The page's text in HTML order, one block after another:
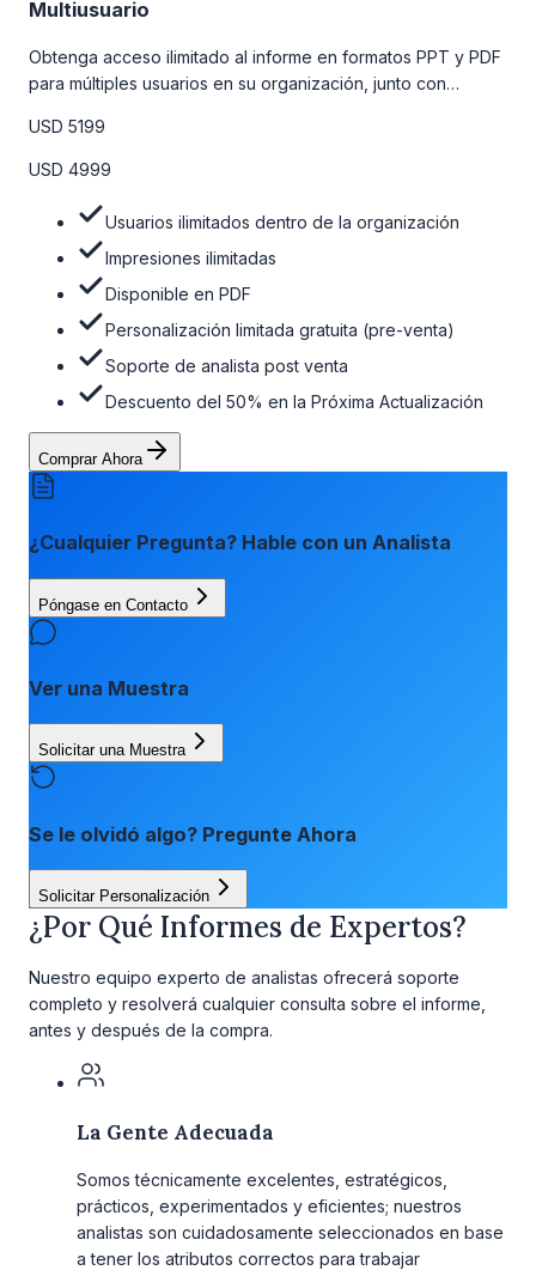
Multiusuario
Obtenga acceso ilimitado al informe en formatos PPT y PDF
para múltiples usuarios en su organización, junto con
venta, el soporte post-venta de nuestros analistas y una
opción de actualización gratuita del informe dentro de 180
la tabla de precios a continuación.
USD 5199
USD 4999
Usuarios ilimitados dentro de la organización
Impresiones ilimitadas
Disponible en PDF
Personalización limitada gratuita (pre-venta)
Soporte de analista post venta
Descuento del 50% en la Próxima Actualización
Comprar Ahora
¿Cualquier Pregunta? Hable con un Analista
Póngase en Contacto
Ver una Muestra
Solicitar una Muestra
Se le olvidó algo? Pregunte Ahora
Solicitar Personalización
¿Por Qué Informes de Expertos?
Nuestro equipo experto de analistas ofrecerá soporte
completo y resolverá cualquier consulta sobre el informe,
antes y después de la compra.
La Gente Adecuada
Somos técnicamente excelentes, estratégicos,
prácticos, experimentados y eficientes; nuestros
analistas son cuidadosamente seleccionados en base
a tener los atributos correctos para trabajar